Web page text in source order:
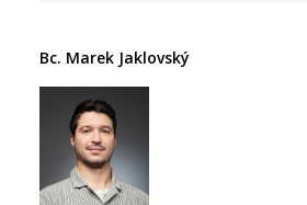
Bc. Marek Jaklovský